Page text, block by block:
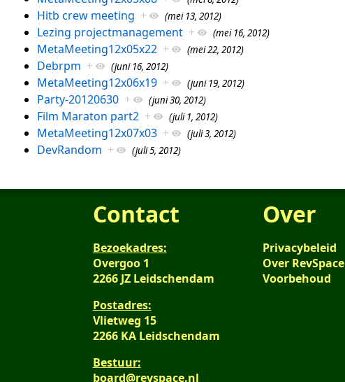
Hitb crew meeting + (mei 13, 2012)
Lezing projectmanagement + (mei 16, 2012)
MetaMeeting12x05x22 + (mei 22, 2012)
Debrpm + (juni 16, 2012)
MetaMeeting12x06x19 + (juni 19, 2012)
Party-20120630 + (juni 30, 2012)
Film Maraton part2 + (juli 1, 2012)
MetaMeeting12x07x03 + (juli 3, 2012)
DevRandom + (juli 5, 2012)
Contact
Bezoekadres:
Overgoo 1
2266 JZ Leidschendam
Postadres:
Vlietweg 15
2266 KA Leidschendam
Bestuur:
board@revspace.nl
Over
Privacybeleid
Over RevSpace
Voorbehoud